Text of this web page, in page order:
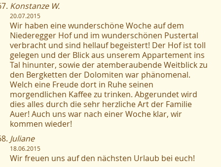
Konstanze W.
20.07.2015
Wir haben eine wunderschöne Woche auf dem
Niederegger Hof und im wunderschönen Pustertal
verbracht und sind hellauf begeistert! Der Hof ist toll
gelegen und der Blick aus unserem Appartement ins
Tal hinunter, sowie der atemberaubende Weitblick zu
den Bergketten der Dolomiten war phänomenal.
Welch eine Freude dort in Ruhe seinen
morgendlichen Kaffee zu trinken. Abgerundet wird
dies alles durch die sehr herzliche Art der Familie
Auer! Auch uns war nach einer Woche klar, wir
kommen wieder!
Juliane
18.06.2015
Wir freuen uns auf den nächsten Urlaub bei euch!